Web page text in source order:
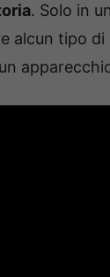
. Solo in
alcun tipo di